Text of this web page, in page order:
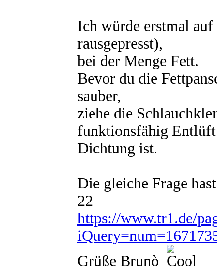
Ich würde erstmal
rausgepresst),
bei der Menge Fett.
Bevor du die
sauber,
ziehe die
funktionsfähig
Dichtung ist.
Die gleiche Frage
22
https://www.tr1.de/
Grüße Brunò